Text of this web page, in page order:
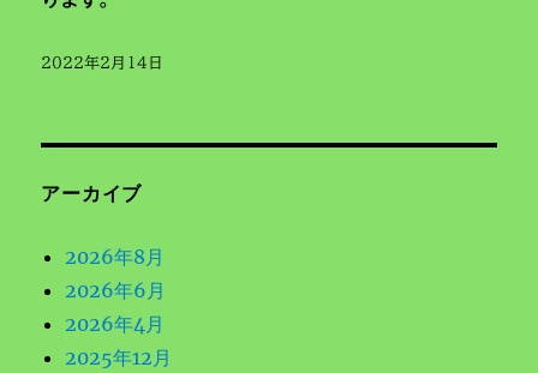
投
2022年2月14日
アーカイブ
2026年8月
2026年6月
2026年4月
2025年12月